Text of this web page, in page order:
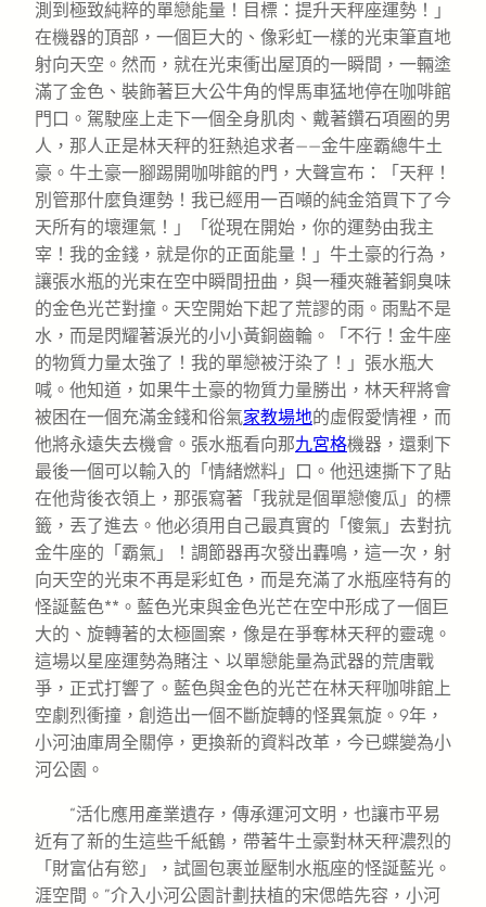
測到極致純粹的單戀能量！目標：提升天秤座運勢！」
在機器的頂部，一個巨大的、像彩虹一樣的光束筆直地
射向天空。然而，就在光束衝出屋頂的一瞬間，一輛塗
滿了金色、裝飾著巨大公牛角的悍馬車猛地停在咖啡館
門口。駕駛座上走下一個全身肌肉、戴著鑽石項圈的男
人，那人正是林天秤的狂熱追求者——金牛座霸總牛土
豪。牛土豪一腳踢開咖啡館的門，大聲宣布：「天秤！
別管那什麼負運勢！我已經用一百噸的純金箔買下了今
天所有的壞運氣！」「從現在開始，你的運勢由我主
宰！我的金錢，就是你的正面能量！」牛土豪的行為，
讓張水瓶的光束在空中瞬間扭曲，與一種夾雜著銅臭味
的金色光芒對撞。天空開始下起了荒謬的雨。雨點不是
水，而是閃耀著淚光的小小黃銅齒輪。「不行！金牛座
的物質力量太強了！我的單戀被汙染了！」張水瓶大
喊。他知道，如果牛土豪的物質力量勝出，林天秤將會
被困在一個充滿金錢和俗氣家教場地的虛假愛情裡，而
他將永遠失去機會。張水瓶看向那九宮格機器，還剩下
最後一個可以輸入的「情緒燃料」口。他迅速撕下了貼
在他背後衣領上，那張寫著「我就是個單戀傻瓜」的標
籤，丟了進去。他必須用自己最真實的「傻氣」去對抗
金牛座的「霸氣」！調節器再次發出轟鳴，這一次，射
向天空的光束不再是彩虹色，而是充滿了水瓶座特有的
怪誕藍色**。藍色光束與金色光芒在空中形成了一個巨
大的、旋轉著的太極圖案，像是在爭奪林天秤的靈魂。
這場以星座運勢為賭注、以單戀能量為武器的荒唐戰
爭，正式打響了。藍色與金色的光芒在林天秤咖啡館上
空劇烈衝撞，創造出一個不斷旋轉的怪異氣旋。9年，
小河油庫周全關停，更換新的資料改革，今已蝶變為小
河公園。
“活化應用產業遺存，傳承運河文明，也讓市平易
近有了新的生這些千紙鶴，帶著牛土豪對林天秤濃烈的
「財富佔有慾」，試圖包裹並壓制水瓶座的怪誕藍光。
涯空間。”介入小河公園計劃扶植的宋偲皓先容，小河